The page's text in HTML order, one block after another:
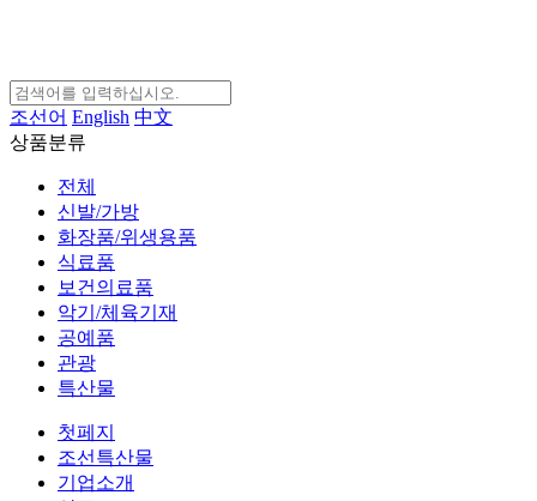
조선어 English 中文
상품분류
전체
신발/가방
화장품/위생용품
식료품
보건의료품
악기/체육기재
공예품
관광
특산물
첫페지
조선특산물
기업소개